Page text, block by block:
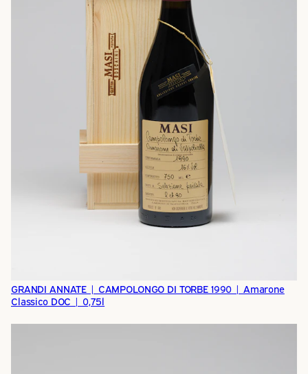
GRANDI ANNATE | CAMPOLONGO DI TORBE 1990 | Amarone
Classico DOC | 0,75l